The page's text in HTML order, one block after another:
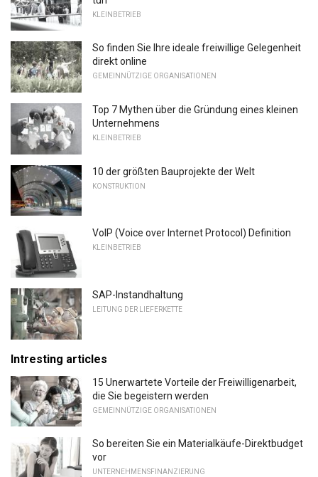
KLEINBETRIEB
So finden Sie Ihre ideale freiwillige Gelegenheit
direkt online
GEMEINNÜTZIGE ORGANISATIONEN
Top 7 Mythen über die Gründung eines kleinen
Unternehmens
KLEINBETRIEB
10 der größten Bauprojekte der Welt
KONSTRUKTION
VoIP (Voice over Internet Protocol) Definition
KLEINBETRIEB
SAP-Instandhaltung
LEITUNG DER LIEFERKETTE
Intresting articles
15 Unerwartete Vorteile der Freiwilligenarbeit,
die Sie begeistern werden
GEMEINNÜTZIGE ORGANISATIONEN
So bereiten Sie ein Materialkäufe-Direktbudget
vor
UNTERNEHMENSFINANZIERUNG